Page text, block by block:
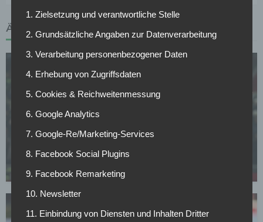
ÄHNLICHE ARTIKEL
Füllkrug will zurück zu Werder, aber dieses
Hindernis steht dem Comeback im Weg
01.05.2026
1. Zielsetzung und verantwortliche Stelle
2. Grundsätzliche Angaben zur Datenverarbeitung
3. Verarbeitung personenbezogener Daten
4. Erhebung von Zugriffsdaten
5. Cookies & Reichweitenmessung
6. Google Analytics
7. Google-Re/Marketing-Services
8. Facebook Social Plugins
9. Facebook Remarketing
10. Newsletter
11. Einbindung von Diensten und Inhalten Dritter